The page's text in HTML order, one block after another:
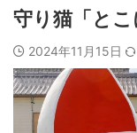
守り猫「とこ
2024年11月15日